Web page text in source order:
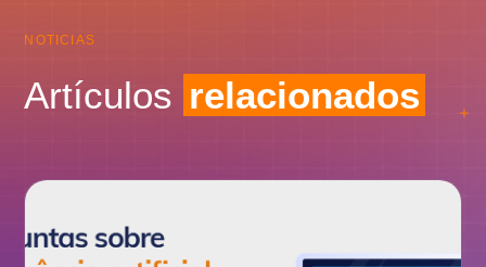
NOTICIAS
Artículos relacionados